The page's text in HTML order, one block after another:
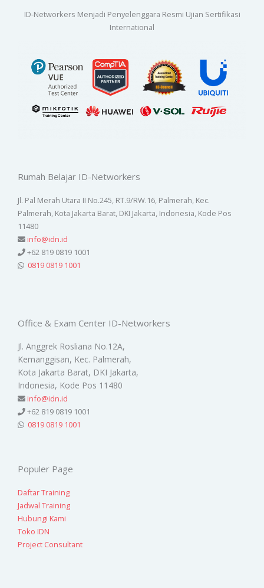
ID-Networkers Menjadi Penyelenggara Resmi Ujian Sertifikasi
International
Rumah Belajar ID-Networkers
Jl. Pal Merah Utara II No.245, RT.9/RW.16, Palmerah, Kec.
Palmerah, Kota Jakarta Barat, DKI Jakarta, Indonesia, Kode Pos
11480
info@idn.id
+62 819 0819 1001
0819 0819 1001
Office & Exam Center ID-Networkers
Jl. Anggrek Rosliana No.12A,
Kemanggisan, Kec. Palmerah,
Kota Jakarta Barat, DKI Jakarta,
Indonesia, Kode Pos 11480
info@idn.id
+62 819 0819 1001
0819 0819 1001
Populer Page
Daftar Training
Jadwal Training
Hubungi Kami
Toko IDN
Project Consultant